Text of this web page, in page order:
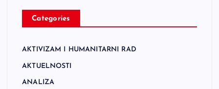
Categories
AKTIVIZAM I HUMANITARNI RAD
AKTUELNOSTI
ANALIZA